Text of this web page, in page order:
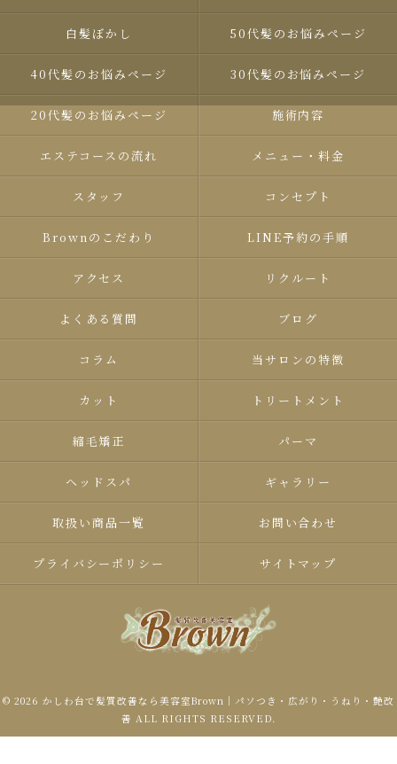
白髪ぼかし 50代髪のお悩みページ
40代髪のお悩みページ 30代髪のお悩みページ
20代髪のお悩みページ 施術内容
エステコースの流れ メニュー・料金
スタッフ コンセプト
Brown​のこだわり LINE予約の手順
アクセス リクルート
よくある質問 ブログ
コラム 当サロンの特徴
カット トリートメント
縮毛矯正 パーマ
ヘッドスパ ギャラリー
取扱い商品一覧 お問い合わせ
プライバシーポリシー サイトマップ
© 2026 かしわ台で髪質改善なら美容室Brown｜パソつき・広がり・うねり・艶改
善 ALL RIGHTS RESERVED.